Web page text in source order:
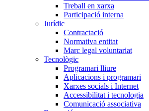
Treball en xarxa
Participació interna
Jurídic
Contractació
Normativa entitat
Marc legal voluntariat
Tecnològic
Programari lliure
Aplicacions i programari
Xarxes socials i Internet
Accessibilitat i tecnologia
Comunicació associativa